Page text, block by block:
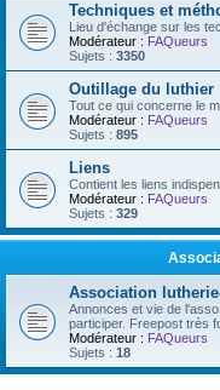
Techniques et
Lieu d'échange sur les
Modérateur : FAQueurs
Sujets : 3350
Outillage du luthier
Tout ce qui concerne le
Modérateur : FAQueurs
Sujets : 895
Liens
Contient les liens
Modérateur : FAQueurs
Sujets : 329
Association
Annonces et vie de
participer. Freepost très
Modérateur : FAQueurs
Sujets : 18